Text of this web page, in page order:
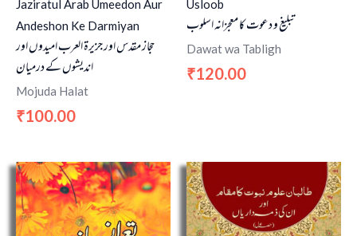
Jaziratul Arab Umeedon Aur
Andeshon Ke Darmiyan
حجاز مقدس اور جزیرۃ العرب امیدوں اور
اندیشوں کے درمیان
Mojuda Halat
₹100.00
Usloob
تبلیغ و دعوت کا معجزانہ اسلوب
Dawat wa Tabligh
₹120.00